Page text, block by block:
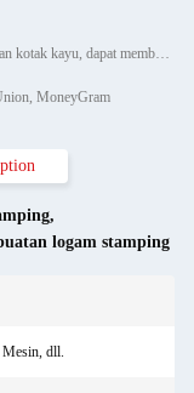
Kemasan rincian: Tas OPP, karton, palet kayu atau kemasan kotak kayu, dapat memberikan label yang disesuaikan
MoneyGram
,
logam stamping
dll.